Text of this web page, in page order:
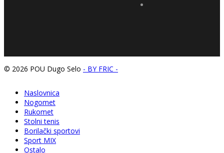
© 2026 POU Dugo Selo - BY FRIC -
Naslovnica
Nogomet
Rukomet
Stolni tenis
Borilački sportovi
Sport MIX
Ostalo